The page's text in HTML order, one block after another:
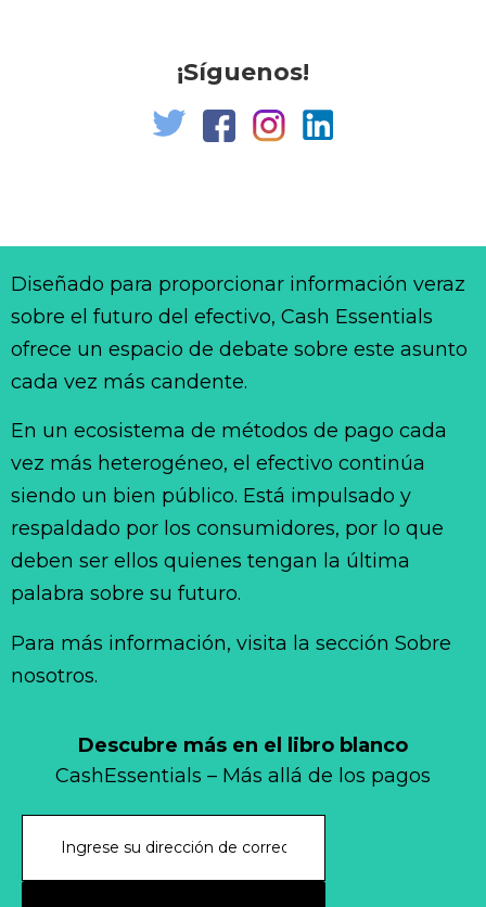
¡Síguenos!
Descubre más en el libro blanco
CashEssentials – Más allá de los pagos
Diseñado para proporcionar información veraz
sobre el futuro del efectivo, Cash Essentials
ofrece un espacio de debate sobre este asunto
cada vez más candente.
En un ecosistema de métodos de pago cada
vez más heterogéneo, el efectivo continúa
siendo un bien público. Está impulsado y
respaldado por los consumidores, por lo que
deben ser ellos quienes tengan la última
palabra sobre su futuro.
Para más información, visita la sección Sobre
nosotros.